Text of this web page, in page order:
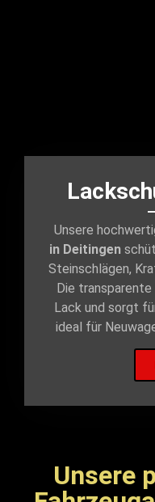
Unsere
in Deitingen
Steinschlägen,
Die
Lack und sorgt
ideal für
Unsere